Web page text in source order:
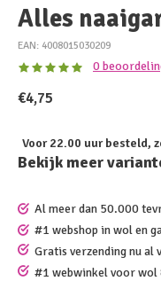
Alles
EAN: 4008015030209
0
€4,75
Voor 22.00 uur besteld,
Bekijk meer
Al meer dan 50.000
#1 webshop in wol en
Gratis verzending nu al
#1 webwinkel voor wol